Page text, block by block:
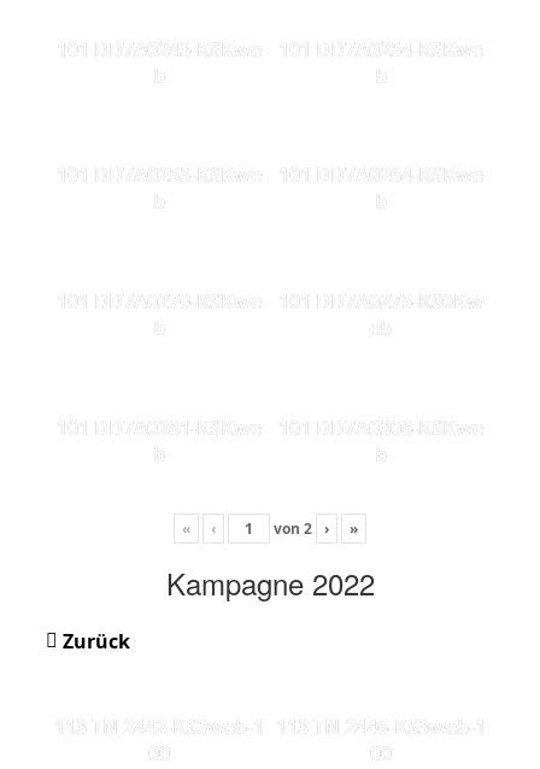
101 DD7A0243-KSKwe
b
101 DD7A0254-KSKwe
b
101 DD7A0255-KSKwe
b
101 DD7A0264-KSKwe
b
101 DD7A0270-KSKwe
b
101 DD7A0275-KS0Kw
eb
101 DD7A0281-KSKwe
b
101 DD7A0308-KSKwe
b
« ‹ von 2 › »
Kampagne 2022
Zurück
113 TN 2442-KS5web-1
00
113 TN 2446-KS3web-1
00